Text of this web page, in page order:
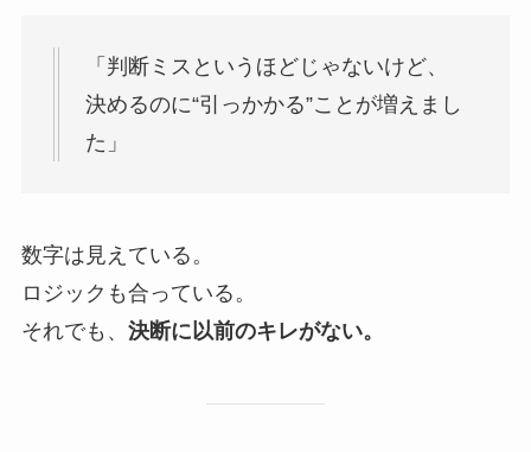
「判断ミスというほどじゃないけど、
決めるのに“引っかかる”ことが増えまし
た」
数字は見えている。
ロジックも合っている。
それでも、 決断に以前のキレがない。